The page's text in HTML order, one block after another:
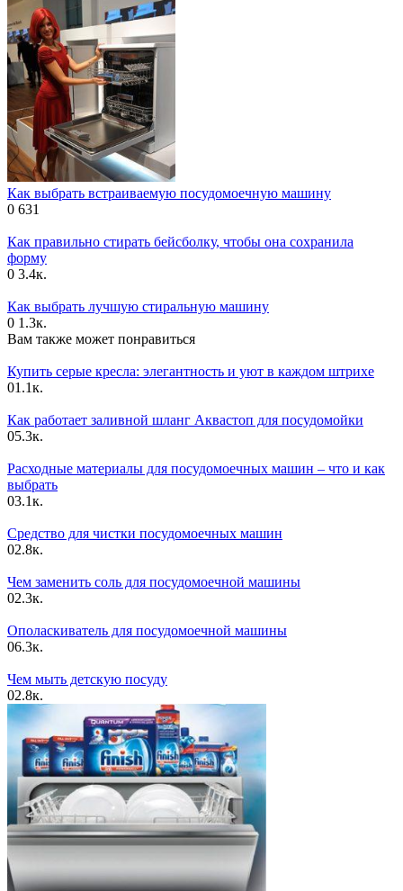
Как выбрать встраиваемую посудомоечную машину
0 631
Как правильно стирать бейсболку, чтобы она сохранила
форму
0 3.4к.
Как выбрать лучшую стиральную машину
0 1.3к.
Вам также может понравиться
Купить серые кресла: элегантность и уют в каждом штрихе
01.1к.
Как работает заливной шланг Аквастоп для посудомойки
05.3к.
Расходные материалы для посудомоечных машин – что и как
выбрать
03.1к.
Средство для чистки посудомоечных машин
02.8к.
Чем заменить соль для посудомоечной машины
02.3к.
Ополаскиватель для посудомоечной машины
06.3к.
Чем мыть детскую посуду
02.8к.